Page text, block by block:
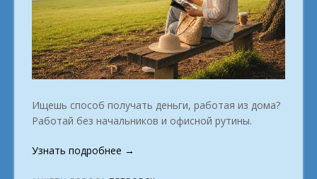
Ищешь способ получать деньги, работая из дома?
Работай без начальников и офисной рутины.
Узнать подробнее «Заработок
→